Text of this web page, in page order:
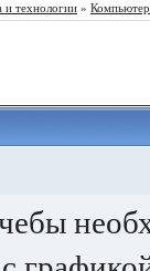
и технологии »